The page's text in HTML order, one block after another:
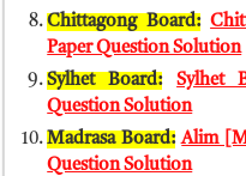
Chittagong Board:
Paper Question Solution
Sylhet Board:
Sylhet
Question Solution
Madrasa Board: Alim
Question Solution